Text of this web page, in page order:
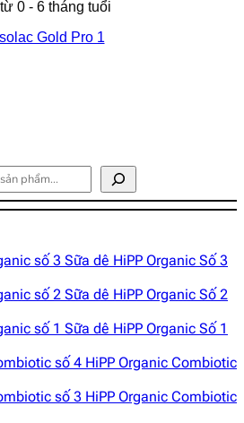
0 - 6 tháng tuổi
Gold Pro 1
Sữa dê HiPP Organic Số 3
Sữa dê HiPP Organic Số 2
Sữa dê HiPP Organic Số 1
HiPP Organic Combiotic
HiPP Organic Combiotic